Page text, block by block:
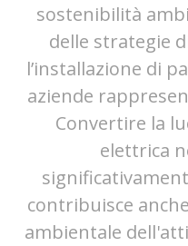
sostenibilità
delle strategie
l’installazione di
aziende
Convertire la
elettrica
contribuisce
ambientale